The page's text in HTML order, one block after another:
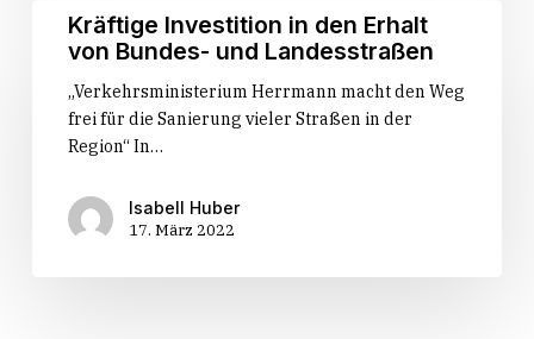
Kräftige
Investition
Erhalt
Landesstraßen
Kräftige Investition in den Erhalt
von Bundes- und Landesstraßen
„Verkehrsministerium Herrmann macht den Weg
frei für die Sanierung vieler Straßen in der
Region“ In…
Isabell Huber
17. März 2022